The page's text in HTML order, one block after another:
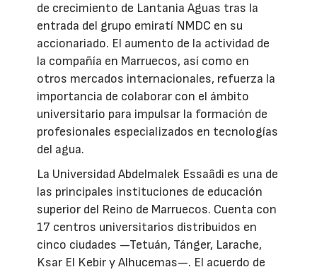
de crecimiento de Lantania Aguas tras la
entrada del grupo emiratí NMDC en su
accionariado. El aumento de la actividad de
la compañía en Marruecos, así como en
otros mercados internacionales, refuerza la
importancia de colaborar con el ámbito
universitario para impulsar la formación de
profesionales especializados en tecnologías
del agua.
La Universidad Abdelmalek Essaâdi es una de
las principales instituciones de educación
superior del Reino de Marruecos. Cuenta con
17 centros universitarios distribuidos en
cinco ciudades —Tetuán, Tánger, Larache,
Ksar El Kebir y Alhucemas—. El acuerdo de